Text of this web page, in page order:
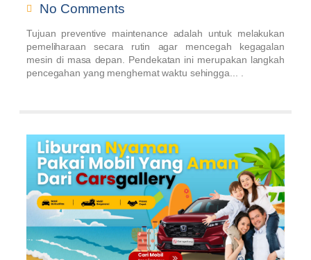
No Comments
Tujuan preventive maintenance adalah untuk melakukan
pemeliharaan secara rutin agar mencegah kegagalan
mesin di masa depan. Pendekatan ini merupakan langkah
pencegahan yang menghemat waktu sehingga... .